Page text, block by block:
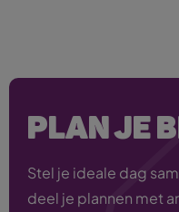
PLAN JE
Stel je ideale dag
deel je plannen met